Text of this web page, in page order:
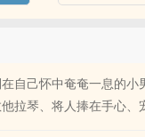
自己怀中奄奄一息的
拉琴、将人捧在手心